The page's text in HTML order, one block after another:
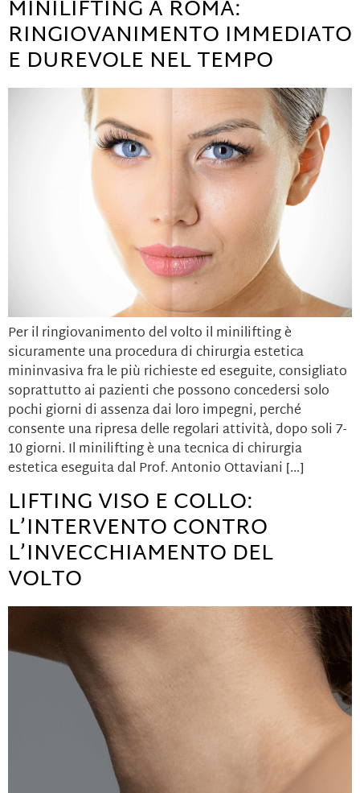
MINILIFTING A ROMA:
RINGIOVANIMENTO IMMEDIATO
E DUREVOLE NEL TEMPO
Per il ringiovanimento del volto il minilifting è
sicuramente una procedura di chirurgia estetica
mininvasiva fra le più richieste ed eseguite, consigliato
soprattutto ai pazienti che possono concedersi solo
pochi giorni di assenza dai loro impegni, perché
consente una ripresa delle regolari attività, dopo soli 7-
10 giorni. Il minilifting è una tecnica di chirurgia
estetica eseguita dal Prof. Antonio Ottaviani […]
LIFTING VISO E COLLO:
L’INTERVENTO CONTRO
L’INVECCHIAMENTO DEL
VOLTO